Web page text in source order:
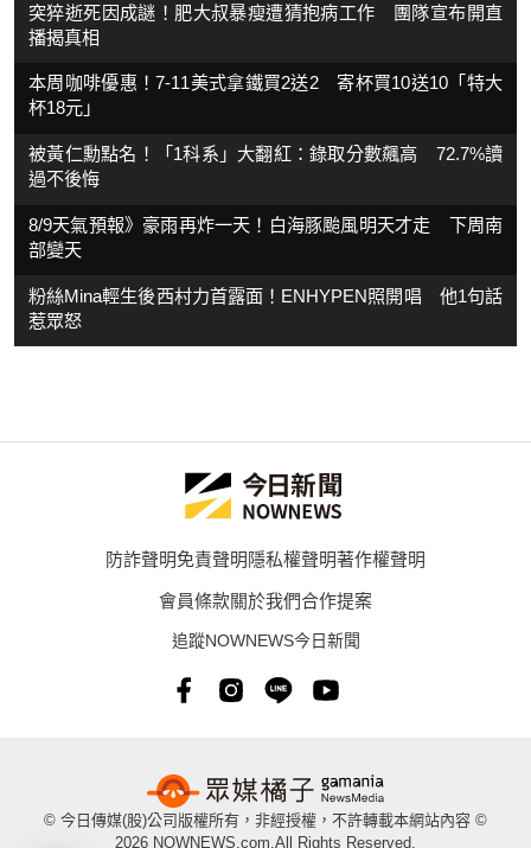
突猝逝死因成謎！肥大叔暴瘦遭猜抱病工作 團隊宣布開直
播揭真相
本周咖啡優惠！7-11美式拿鐵買2送2 寄杯買10送10「特大
杯18元」
被黃仁勳點名！「1科系」大翻紅：錄取分數飆高 72.7%讀
過不後悔
8/9天氣預報》豪雨再炸一天！白海豚颱風明天才走 下周南
部變天
粉絲Mina輕生後西村力首露面！ENHYPEN照開唱 他1句話
惹眾怒
防詐聲明免責聲明隱私權聲明著作權聲明
會員條款關於我們合作提案
追蹤NOWNEWS今日新聞
© 今日傳媒(股)公司版權所有，非經授權，不許轉載本網站內容 ©
2026 NOWNEWS.com.All Rights Reserved.